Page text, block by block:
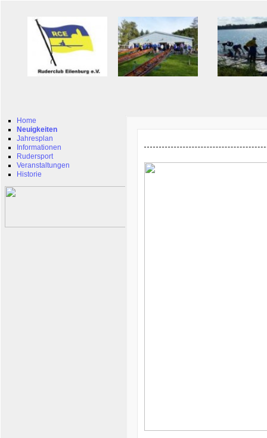
Home
Neuigkeiten
Jahresplan
Informationen
Rudersport
Veranstaltungen
Historie